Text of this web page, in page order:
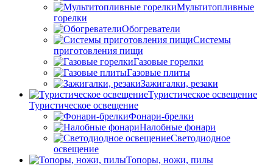
Мультитопливные
горелки
Обогреватели
Системы
приготовления пищи
Газовые горелки
Газовые плиты
Зажигалки, резаки
Туристическое освещение
Туристическое освещение
Фонари-брелки
Налобные фонари
Светодиодное
освещение
Топоры, ножи, пилы